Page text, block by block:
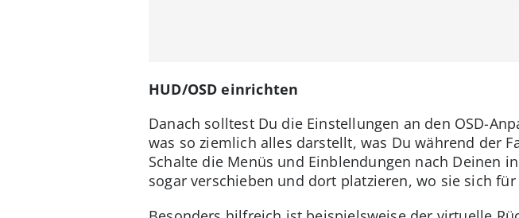
HUD/OSD einrichten
Danach solltest Du die Einstellungen an den OSD-
was so ziemlich alles darstellt, was Du während der
Schalte die Menüs und Einblendungen nach Deinen
sogar verschieben und dort platzieren, wo sie sich